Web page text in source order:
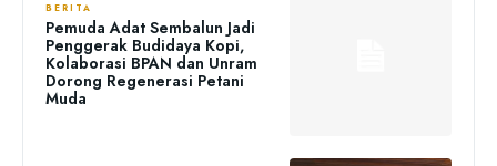
BERITA
Pemuda Adat Sembalun Jadi
Penggerak Budidaya Kopi,
Kolaborasi BPAN dan Unram
Dorong Regenerasi Petani
Muda